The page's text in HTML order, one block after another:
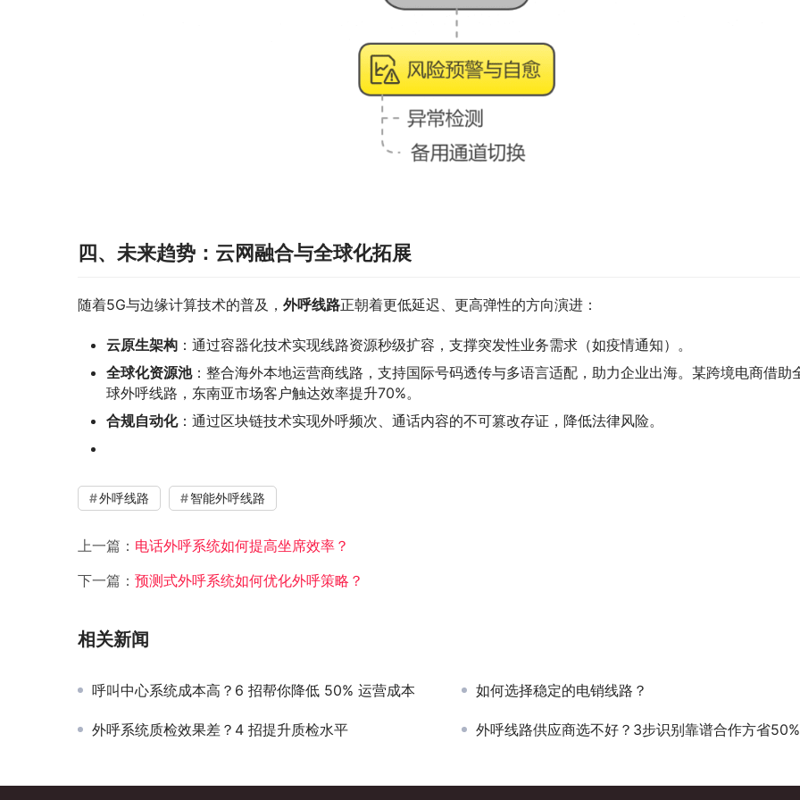
四、未来趋势：云网融合与全球化拓展
随着5G与边缘计算技术的普及，​ 外呼线路正朝着更低延迟、更高弹性的方向演进：
云原生架构 ：通过容器化技术实现线路资源秒级扩容，支撑突发性业务需求（如疫情通知）。
全球化资源池：整合海外本地运营商线路，支持国际号码透传与多语言适配，助力企业出海。某跨境电商借助
球外呼线路，东南亚市场客户触达效率提升70%。
合规自动化：通过区块链技术实现外呼频次、通话内容的不可篡改存证，降低法律风险。
外呼线路 智能外呼线路
上一篇： 电话外呼系统如何提高坐席效率？
下一篇： 预测式外呼系统如何优化外呼策略？
相关新闻
呼叫中心系统成本高？6 招帮你降低 50% 运营成本 如何选择稳定的电销线路？
外呼系统质检效果差？4 招提升质检水平 外呼线路供应商选不好？3步识别靠谱合作方省50%成本